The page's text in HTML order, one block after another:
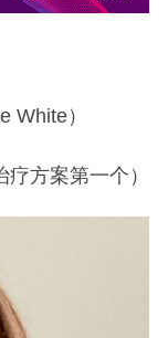
White）
方案第一个）